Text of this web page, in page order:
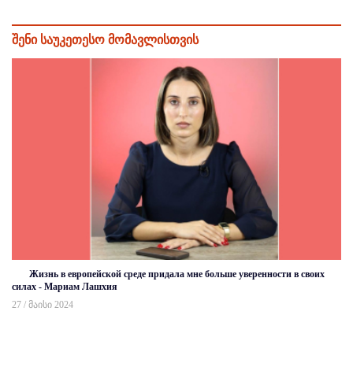
შენი საუკეთესო მომავლისთვის
Жизнь в европейской среде придала мне больше уверенности в своих
силах - Мариам Лашхия
27 / მაისი 2024